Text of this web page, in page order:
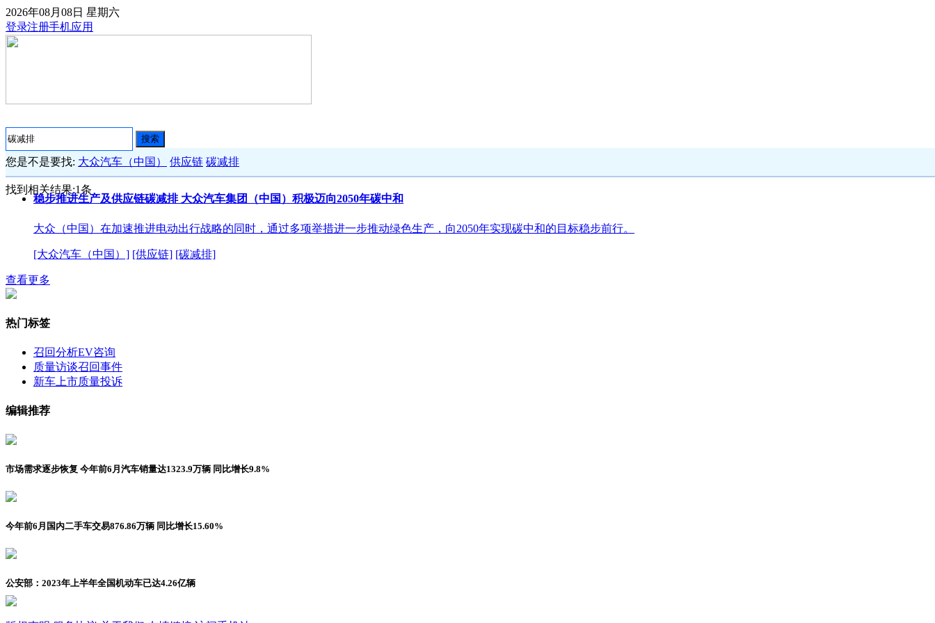
2026年08月08日 星期六
登录注册手机应用
搜索
您是不是要找: 大众汽车（中国） 供应链 碳减排
找到相关结果:1条
稳步推进生产及供应链碳减排 大众汽车集团（中国）积极迈向2050年碳中和
大众（中国）在加速推进电动出行战略的同时，通过多项举措进一步推动绿色生产，向2050年实现碳中和的目标稳步前行。
[大众汽车（中国）] [供应链] [碳减排]
查看更多
热门标签
召回分析EV咨询
质量访谈召回事件
新车上市质量投诉
编辑推荐
市场需求逐步恢复 今年前6月汽车销量达1323.9万辆 同比增长9.8%
今年前6月国内二手车交易876.86万辆 同比增长15.60%
公安部：2023年上半年全国机动车已达4.26亿辆